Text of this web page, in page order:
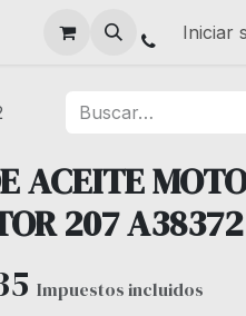
Iniciar
ACEITE
207 A38372
Impuestos incluidos